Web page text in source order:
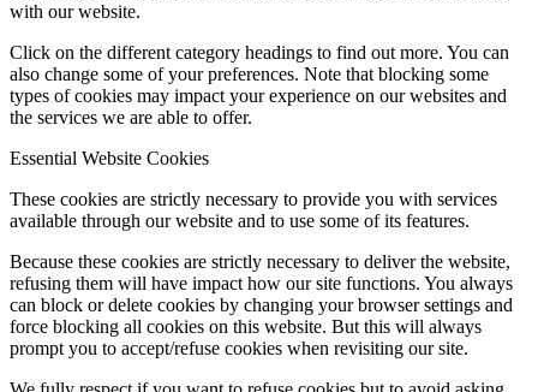
with our website.
Click on the different category headings to find out more. You can
also change some of your preferences. Note that blocking some
types of cookies may impact your experience on our websites and
the services we are able to offer.
Essential Website Cookies
These cookies are strictly necessary to provide you with services
available through our website and to use some of its features.
Because these cookies are strictly necessary to deliver the website,
refusing them will have impact how our site functions. You always
can block or delete cookies by changing your browser settings and
force blocking all cookies on this website. But this will always
prompt you to accept/refuse cookies when revisiting our site.